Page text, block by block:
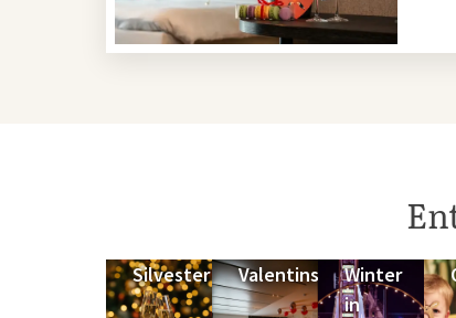
Silvester ValentinstagWinter
in